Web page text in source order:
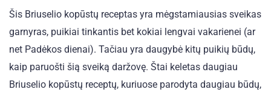
Šis Briuselio kopūstų receptas yra mėgstamiausias sveikas
garnyras, puikiai tinkantis bet kokiai lengvai vakarienei (ar
net Padėkos dienai). Tačiau yra daugybė kitų puikių būdų,
kaip paruošti šią sveiką daržovę. Štai keletas daugiau
Briuselio kopūstų receptų, kuriuose parodyta daugiau būdų,